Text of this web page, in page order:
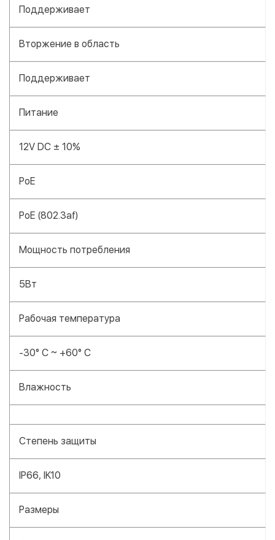
Поддерживает
Вторжение в область
Поддерживает
Питание
12V DC ± 10%
PoE
PoE (802.3af)
Мощность потребления
5Вт
Рабочая температура
-30° C ~ +60° C
Влажность
Степень защиты
IP66, IK10
Размеры